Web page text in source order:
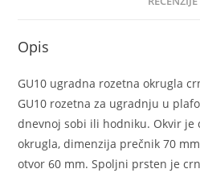
Opis
GU10 ugradna rozetna okrugla
GU10 rozetna za ugradnju u
dnevnoj sobi ili hodniku. Okvir je
okrugla, dimenzija prečnik 70
otvor 60 mm. Spoljni prsten je